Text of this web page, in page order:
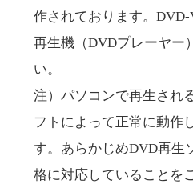
作されております。
再生機（DVDプレーヤー
い。
注）パソコンで再生され
フトによって正常に動作
す。あらかじめDVD再生
格に対応していることを